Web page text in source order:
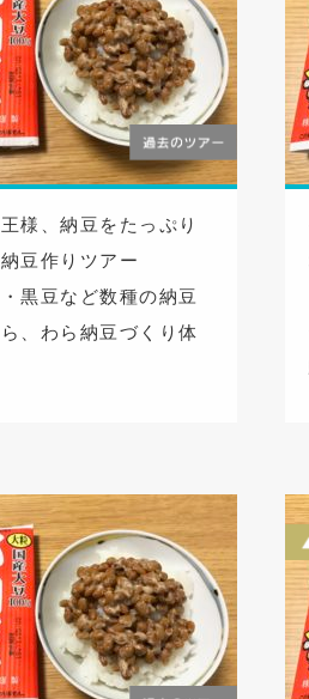
様、納豆をたっぷり
豆作りツアー
黒豆など数種の納豆
、わら納豆づくり体